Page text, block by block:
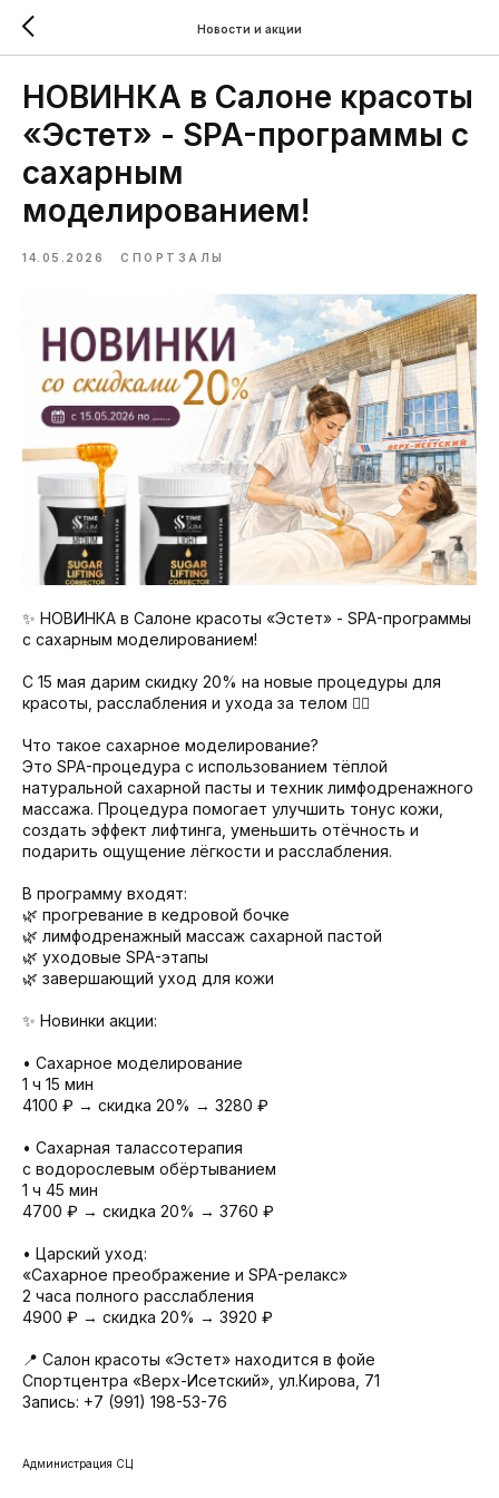
Новости и акции
НОВИНКА в Салоне красоты
«Эстет» - SPA-программы с
сахарным
моделированием!
14.05.2026 СПОРТЗАЛЫ
✨ НОВИНКА в Салоне красоты «Эстет» - SPA-программы
с сахарным моделированием!
С 15 мая дарим скидку 20% на новые процедуры для
красоты, расслабления и ухода за телом 💆‍♀️
Что такое сахарное моделирование?
Это SPA-процедура с использованием тёплой
натуральной сахарной пасты и техник лимфодренажного
массажа. Процедура помогает улучшить тонус кожи,
создать эффект лифтинга, уменьшить отёчность и
подарить ощущение лёгкости и расслабления.
В программу входят:
🌿 прогревание в кедровой бочке
🌿 лимфодренажный массаж сахарной пастой
🌿 уходовые SPA-этапы
🌿 завершающий уход для кожи
✨ Новинки акции:
• Сахарное моделирование
1 ч 15 мин
4100 ₽ → скидка 20% → 3280 ₽
• Сахарная талассотерапия
с водорослевым обёртыванием
1 ч 45 мин
4700 ₽ → скидка 20% → 3760 ₽
• Царский уход:
«Сахарное преображение и SPA-релакс»
2 часа полного расслабления
4900 ₽ → скидка 20% → 3920 ₽
📍 Салон красоты «Эстет» находится в фойе
Спортцентра «Верх-Исетский», ул.Кирова, 71
Запись: +7 (991) 198-53-76
Администрация СЦ